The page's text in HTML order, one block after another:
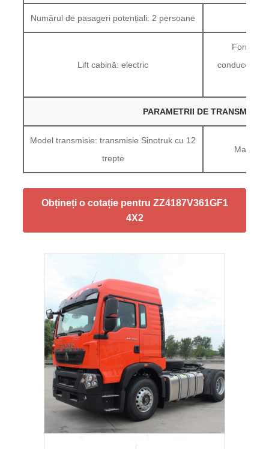
Numărul de pasageri potențiali: 2 persoane
Lift cabină: electric
Forma
conducere:
PARAMETRII DE TRANSMISIE
Model transmisie: transmisie Sinotruk cu 12
trepte
Marca
Obțineți o cotație pentru ZZ4187V361GF1
4X2